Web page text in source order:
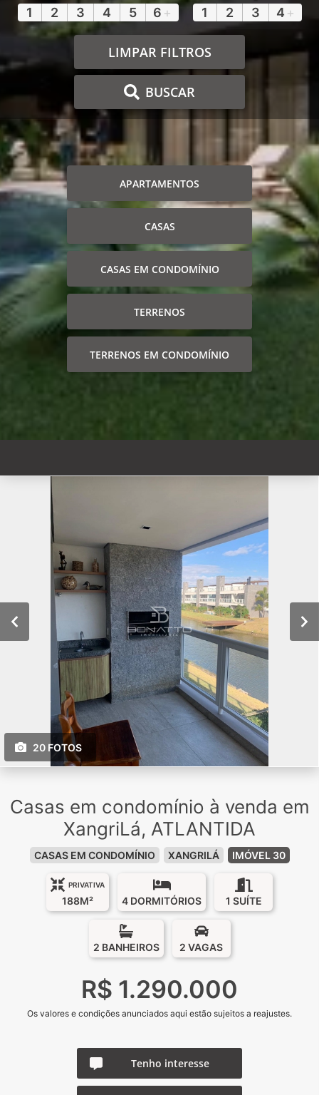
1 2 3 4 5 6 + 1 2 3 4 +
LIMPAR FILTROS
BUSCAR
APARTAMENTOS
CASAS
CASAS EM CONDOMÍNIO
TERRENOS
TERRENOS EM CONDOMÍNIO
20 FOTOS
Casas em condomínio à venda em
XangriLá, ATLANTIDA
CASAS EM CONDOMÍNIO XANGRILÁ IMÓVEL 30
PRIVATIVA
188M² 4 DORMITÓRIOS 1 SUÍTE
2 BANHEIROS 2 VAGAS
R$ 1.290.000
Os valores e condições anunciados aqui estão sujeitos a reajustes.
Tenho interesse